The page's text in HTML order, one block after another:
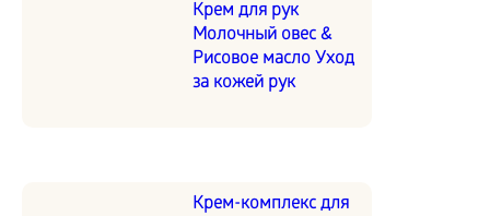
Крем для рук
Молочный овес &
Рисовое масло Уход
за кожей рук
Крем-комплекс для